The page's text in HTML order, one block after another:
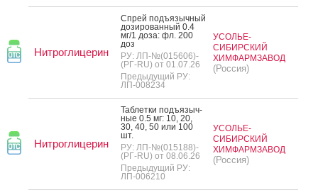
Нитроглицерин
Спрей подъ­языч­ный
до­зиро­ван­ный 0.4
мг/1 до­за: фл. 200
доз
РУ: ЛП-№(015606)-
(РГ-RU) от 01.07.26
Предыдущий РУ:
ЛП-008234
УСОЛЬЕ-
СИБИРСКИЙ
ХИМФАРМЗАВОД
(Россия)
Нитроглицерин
Таб­летки подъ­языч­
ные 0.5 мг: 10, 20,
30, 40, 50 или 100
шт.
РУ: ЛП-№(015188)-
(РГ-RU) от 08.06.26
Предыдущий РУ:
ЛП-006210
УСОЛЬЕ-
СИБИРСКИЙ
ХИМФАРМЗАВОД
(Россия)